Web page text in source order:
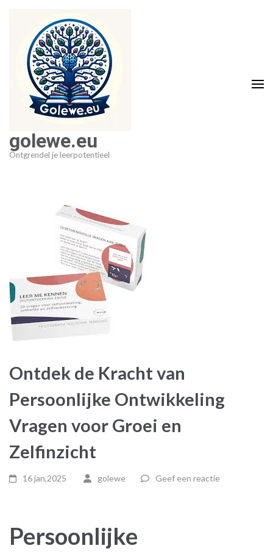
inhoud
golewe.eu
Ontgrendel je leerpotentieel
Ontdek de Kracht van
Persoonlijke Ontwikkeling
Vragen voor Groei en
Zelfinzicht
16 jan,2025 golewe Geef een reactie
Persoonlijke